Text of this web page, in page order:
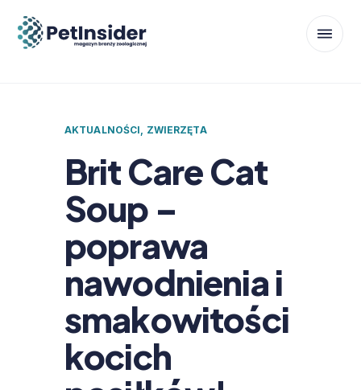
AKTUALNOŚCI, ZWIERZĘTA
Brit Care Cat
Soup –
poprawa
nawodnienia i
smakowitości
kocich